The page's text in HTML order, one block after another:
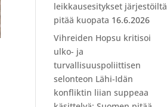
leikkausesitykset järjestöiltä
pitää kuopata 16.6.2026
Vihreiden Hopsu kritisoi
ulko- ja
turvallisuuspoliittisen
selonteon Lähi-Idän
konfliktin liian suppeaa